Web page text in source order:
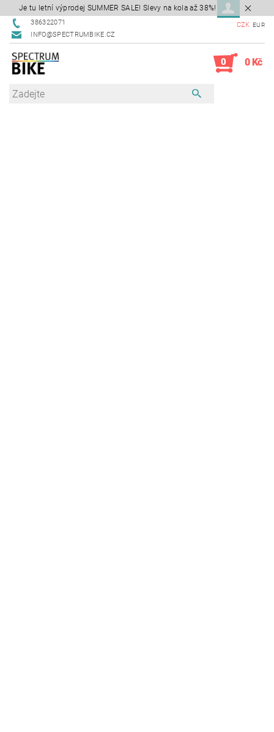
Je tu letní výprodej SUMMER SALE! Slevy na kola až 38%!
386322071
INFO@SPECTRUMBIKE.CZ
CZK EUR
0 0 Kč